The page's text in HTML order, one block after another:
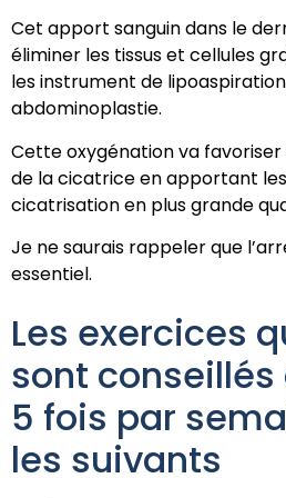
Cet apport sanguin dans le
éliminer les tissus et cellules
les instrument de
abdominoplastie.
Cette oxygénation va
de la cicatrice en apportant
cicatrisation en plus grande
Je ne saurais rappeler que
essentiel.
Les exercices
sont conseillés
5 fois par
les suivants